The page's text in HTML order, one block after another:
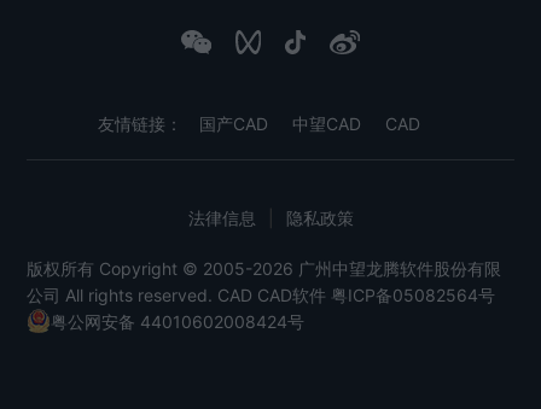
友情链接： 国产CAD 中望CAD CAD
版权所有 Copyright © 2005-2026 广州中望龙腾软件股份有限
公司 All rights reserved. CAD CAD软件 粤ICP备05082564号
粤公网安备 44010602008424号
法律信息 隐私政策